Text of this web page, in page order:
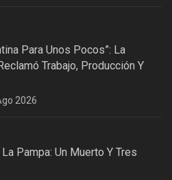
Para Unos Pocos”: La
Trabajo, Producción Y
2026
Pampa: Un Muerto Y Tres